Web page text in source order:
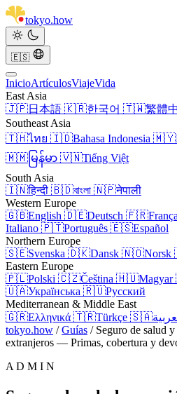
tokyo.how
🇪🇸
InicioArtículosViajeVida
East Asia
🇯🇵日本語 🇰🇷한국어 🇹🇼繁體
Southeast Asia
🇹🇭ไทย 🇮🇩Bahasa Indonesia 🇲🇾
🇲🇲 မြန်မာ 🇻🇳Tiếng Việt
South Asia
🇮🇳हिन्दी 🇧🇩বাংলা 🇳🇵नेपाली
Western Europe
🇬🇧English 🇩🇪Deutsch 🇫🇷
Italiano 🇵🇹Português 🇪🇸Español
Northern Europe
🇸🇪Svenska 🇩🇰Dansk 🇳🇴Norsk
Eastern Europe
🇵🇱Polski 🇨🇿Čeština 🇭🇺Magyar
🇺🇦Українська 🇷🇺Русский
Mediterranean & Middle East
🇬🇷Ελληνικά 🇹🇷Türkçe 🇸🇦
tokyo.how / Guías / Seguro de salud
extranjeros — Primas, cobertura y
A D M I N